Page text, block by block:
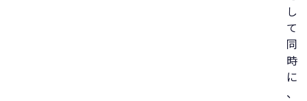
し
て
同
時
に
、